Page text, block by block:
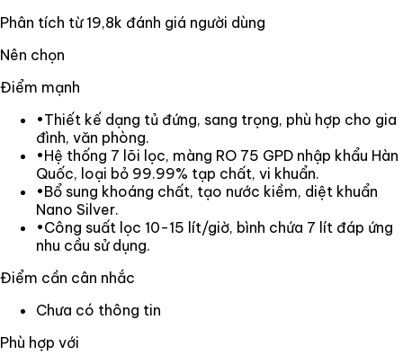
Phân tích từ19,8k đánh giá người dùng
Nên chọn
Điểm mạnh
•Thiết kế dạng tủ đứng, sang trọng, phù hợp cho gia
đình, văn phòng.
•Hệ thống 7 lõi lọc, màng RO 75 GPD nhập khẩu Hàn
Quốc, loại bỏ 99.99% tạp chất, vi khuẩn.
•Bổ sung khoáng chất, tạo nước kiềm, diệt khuẩn
Nano Silver.
•Công suất lọc 10-15 lít/giờ, bình chứa 7 lít đáp ứng
nhu cầu sử dụng.
Điểm cần cân nhắc
Chưa có thông tin
Phù hợp với